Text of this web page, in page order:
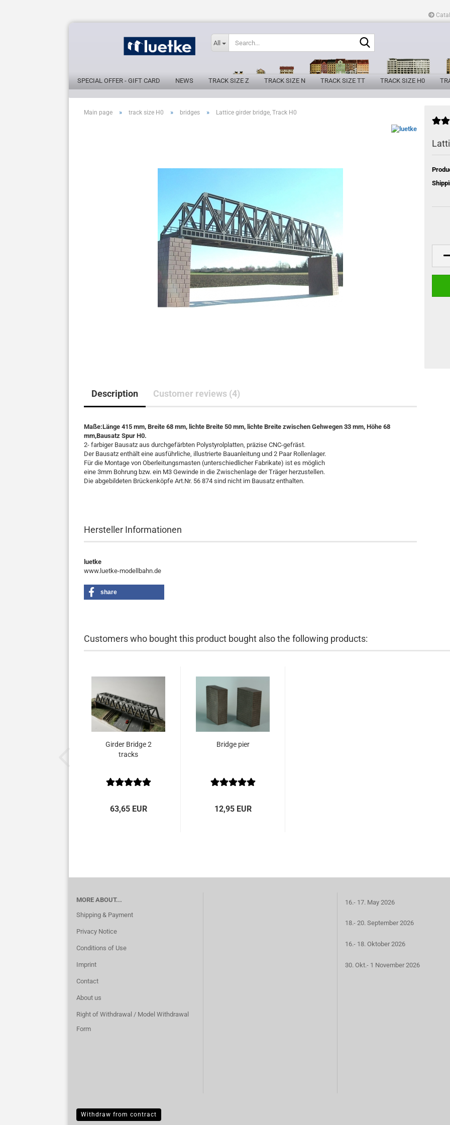
All
SPECIAL OFFER - GIFT CARD NEWS TRACK SIZE Z TRACK SIZE N TRACK SIZE TT TRACK SIZE H0
Main page » track size H0 » bridges » Lattice girder bridge, Track H0
Description Customer reviews (4)
Maße:Länge 415 mm, Breite 68 mm, lichte Breite 50 mm, lichte Breite zwischen Gehwegen 33 mm, Höhe 68
mm,Bausatz Spur H0.
2- farbiger Bausatz aus durchgefärbten Polystyrolplatten, präzise CNC-gefräst.
Der Bausatz enthält eine ausführliche, illustrierte Bauanleitung und 2 Paar Rollenlager.
Für die Montage von Oberleitungsmasten (unterschiedlicher Fabrikate) ist es möglich
eine 3mm Bohrung bzw. ein M3 Gewinde in die Zwischenlage der Träger herzustellen.
Die abgebildeten Brückenköpfe Art.Nr. 56 874 sind nicht im Bausatz enthalten.
Hersteller Informationen
luetke
www.luetke-modellbahn.de
share
Customers who bought this product bought also the following products:
Girder Bridge 2
tracks
63,65 EUR
Bridge pier
12,95 EUR
MORE ABOUT...
Shipping & Payment
Privacy Notice
Conditions of Use
Imprint
Contact
About us
Right of Withdrawal / Model Withdrawal
Form
16.- 17. May 2026
18.- 20. September 2026
16.- 18. Oktober 2026
30. Okt.- 1 November 2026
Withdraw from contract